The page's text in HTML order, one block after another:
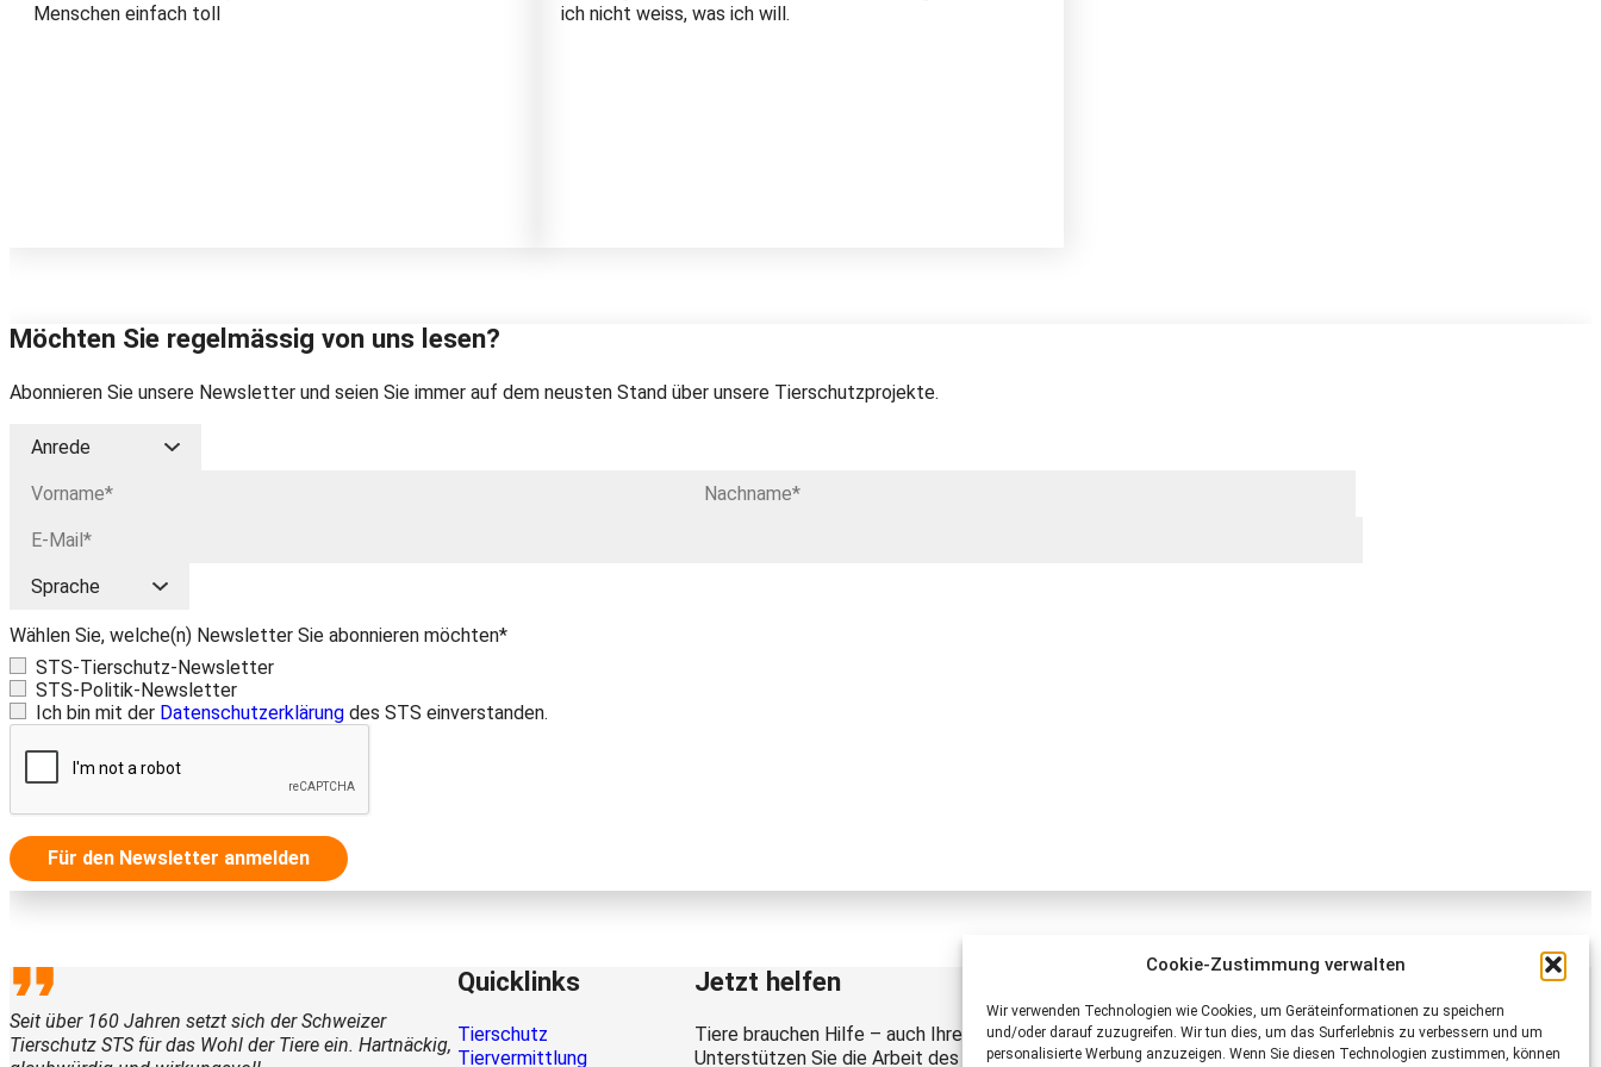
Cookie-Zustimmung verwalten
Wir verwenden Technologien wie Cookies, um Geräteinformationen zu speichern
und/oder darauf zuzugreifen. Wir tun dies, um das Surferlebnis zu verbessern und um
personalisierte Werbung anzuzeigen. Wenn Sie diesen Technologien zustimmen, können
Menschen einfach toll
ich nicht weiss, was ich will.
Möchten Sie regelmässig von uns lesen?
Abonnieren Sie unsere Newsletter und seien Sie immer auf dem neusten Stand über unsere Tierschutzprojekte.
Wählen Sie, welche(n) Newsletter Sie abonnieren möchten*
STS-Tierschutz-Newsletter
STS-Politik-Newsletter
Ich bin mit der Datenschutzerklärung des STS einverstanden.
Für den Newsletter anmelden
Seit über 160 Jahren setzt sich der Schweizer
Tierschutz STS für das Wohl der Tiere ein. Hartnäckig,
Quicklinks
Tierschutz
Tiervermittlung
Jetzt helfen
Tiere brauchen Hilfe – auch Ihre.
Unterstützen Sie die Arbeit des
Schweizer Tierschutz STS
Dornacherstrasse 101